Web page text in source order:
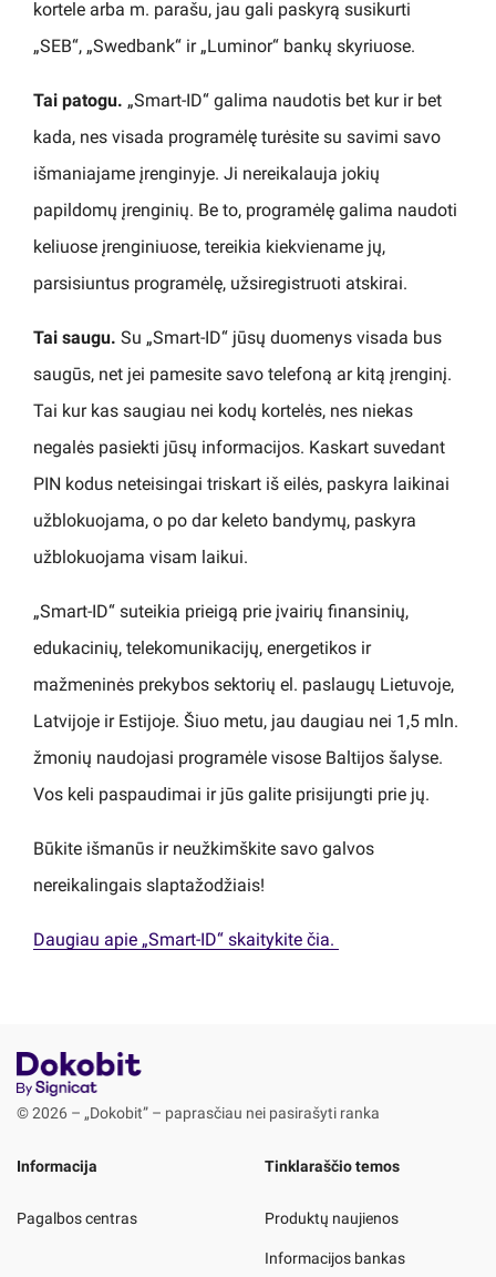
kortele arba m. parašu, jau gali paskyrą susikurti
„SEB“, „Swedbank“ ir „Luminor“ bankų skyriuose.
Tai patogu. „Smart-ID“ galima naudotis bet kur ir bet
kada, nes visada programėlę turėsite su savimi savo
išmaniajame įrenginyje. Ji nereikalauja jokių
papildomų įrenginių. Be to, programėlę galima naudoti
keliuose įrenginiuose, tereikia kiekviename jų,
parsisiuntus programėlę, užsiregistruoti atskirai.
Tai saugu. Su „Smart-ID“ jūsų duomenys visada bus
saugūs, net jei pamesite savo telefoną ar kitą įrenginį.
Tai kur kas saugiau nei kodų kortelės, nes niekas
negalės pasiekti jūsų informacijos. Kaskart suvedant
PIN kodus neteisingai triskart iš eilės, paskyra laikinai
užblokuojama, o po dar keleto bandymų, paskyra
užblokuojama visam laikui.
„Smart-ID“ suteikia prieigą prie įvairių finansinių,
edukacinių, telekomunikacijų, energetikos ir
mažmeninės prekybos sektorių el. paslaugų Lietuvoje,
Latvijoje ir Estijoje. Šiuo metu, jau daugiau nei 1,5 mln.
žmonių naudojasi programėle visose Baltijos šalyse.
Vos keli paspaudimai ir jūs galite prisijungti prie jų.
Būkite išmanūs ir neužkimškite savo galvos
nereikalingais slaptažodžiais!
Daugiau apie „Smart-ID“ skaitykite čia.
© 2026 – „Dokobit” – paprasčiau nei pasirašyti ranka
Informacija
Pagalbos centras
Tinklaraščio temos
Produktų naujienos
Informacijos bankas